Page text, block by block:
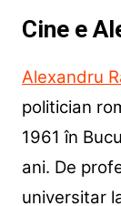
Cine e
Alexandru
politician
1961 în
ani. De
universitar